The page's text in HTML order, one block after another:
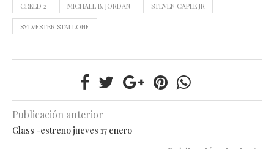
CREED 2 MICHAEL B. JORDAN STEVEN CAPLE JR
SYLVESTER STALLONE
Publicación anterior
Glass -estreno jueves 17 enero